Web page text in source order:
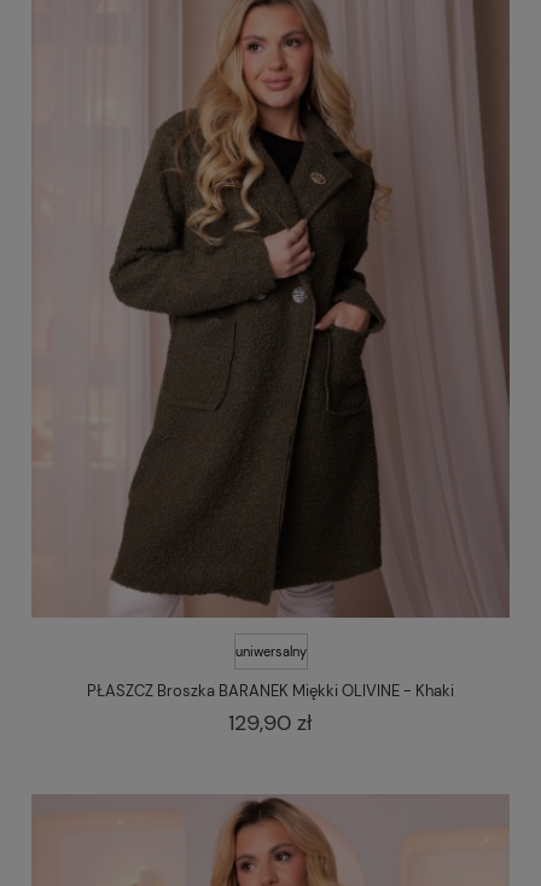
uniwersalny
PŁASZCZ Broszka BARANEK Miękki OLIVINE - Khaki
129,90 zł